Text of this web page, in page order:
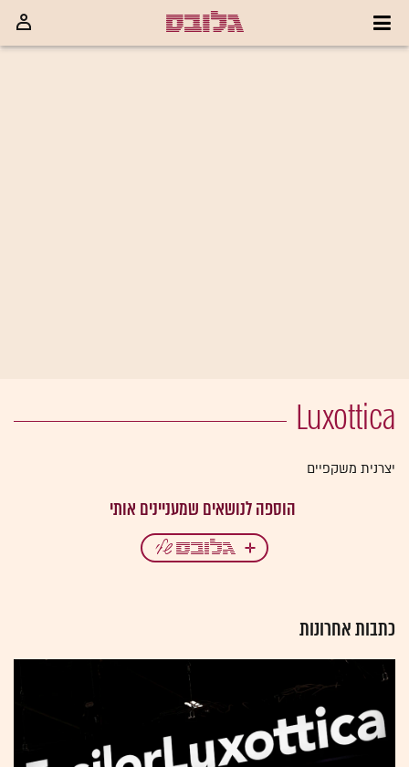
Luxottica
יצרנית משקפיים
כתבות אחרונות